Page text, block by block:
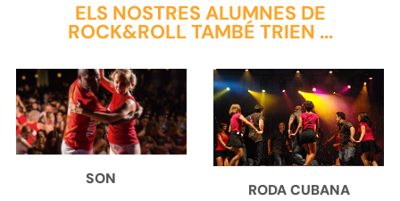
ELS NOSTRES ALUMNES DE
ROCK&ROLL TAMBÉ TRIEN ...
SON
RODA CUBANA